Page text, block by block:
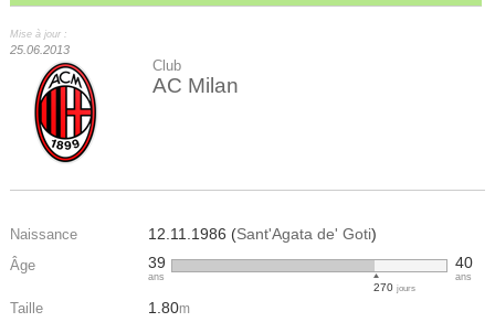
Mise à jour :
25.06.2013
Club
AC Milan
Naissance 12.11.1986 (Sant'Agata de' Goti)
Âge 39
ans
270jours
40
ans
Taille 1.80m